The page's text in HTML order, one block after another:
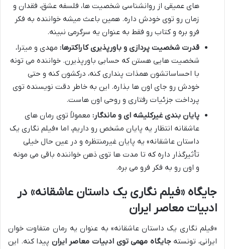
های عمیقی از روانشناسی شخصیت ها، فلسفه عشق، فقدان و
زمان رو توی خودش داره. همین باعث میشه خواننده به فکر
فرو بره و کتاب رو فقط به عنوان یه سرگرمی نبینه.
قدرت شخصیت پردازی و باورپذیری کاراکترها: مهدی و میترا،
شخصیت هایی هستن که حسابی باورپذیرن. خواننده می تونه
با احساساتشون همذات پنداری کنه، درکشون کنه و حتی
خودش رو جای اون ها بذاره. این به خاطر دقت نویسنده توی
پرداخت جزئیات رفتاری و روحی اون هاست.
پایان بندی غیرکلیشه ای و ماندگار: معمولاً توی رمان های
عاشقانه انتظار یه پایان مشخص رو داریم، اما «فیلم نگاری یک
داستان عاشقانه» یه پایان غیرمنتظره و در عین حال خیلی
تأثیرگذار داره که تا مدت ها توی ذهن خواننده باقی می مونه
و اون رو به فکر فرو می بره.
جایگاه «فیلم نگاری یک داستان عاشقانه» در
ادبیات معاصر ایران
«فیلم نگاری یک داستان عاشقانه» به عنوان یه رمان متفاوت خوان
ایرانی، تونستهجایگاه مهمی توی ادبیات معاصر ایران پیدا کنه. این